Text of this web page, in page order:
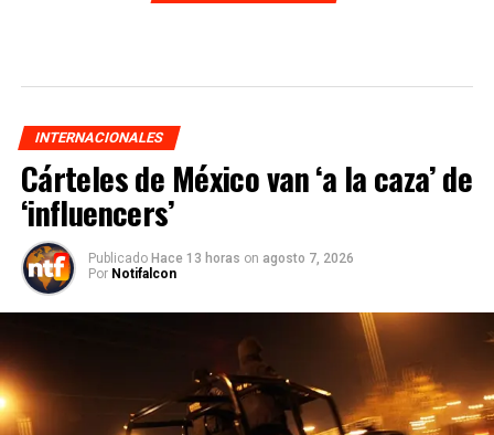
INTERNACIONALES
Cárteles de México van ‘a la caza’ de
‘influencers’
Publicado Hace 13 horas on agosto 7, 2026
Por Notifalcon